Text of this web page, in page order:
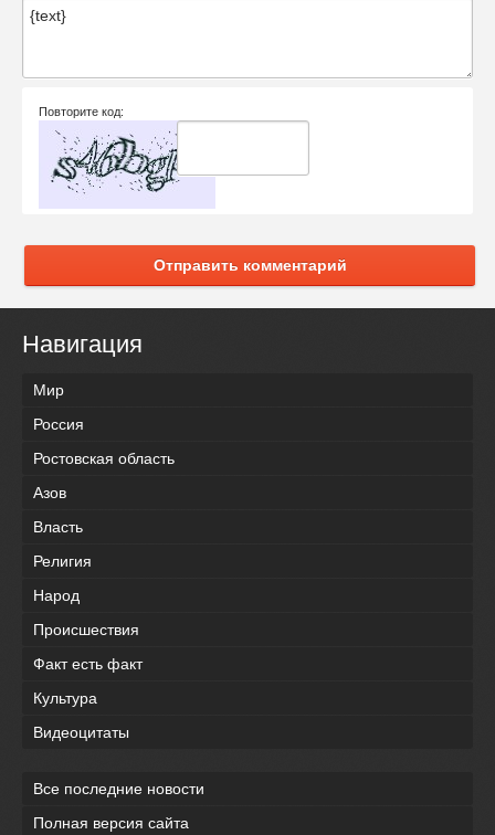
Повторите код:
Отправить комментарий
Навигация
Мир
Россия
Ростовская область
Азов
Власть
Религия
Народ
Происшествия
Факт есть факт
Культура
Видеоцитаты
Все последние новости
Полная версия сайта